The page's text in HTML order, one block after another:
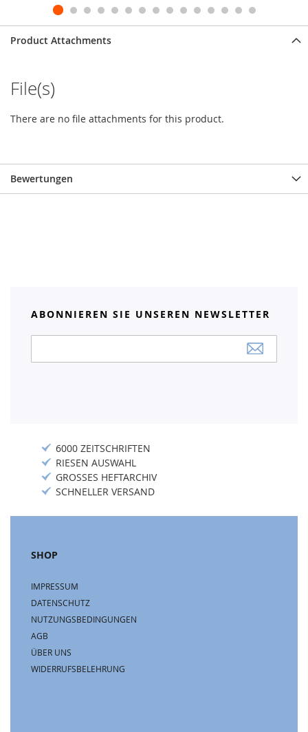
Product Attachments
File(s)
There are no file attachments for this product.
Bewertungen
ABONNIEREN SIE UNSEREN NEWSLETTER
Newsletter:
6000 ZEITSCHRIFTEN
RIESEN AUSWAHL
GROSSES HEFTARCHIV
SCHNELLER VERSAND
SHOP
IMPRESSUM
DATENSCHUTZ
NUTZUNGSBEDINGUNGEN
AGB
ÜBER UNS
WIDERRUFSBELEHRUNG